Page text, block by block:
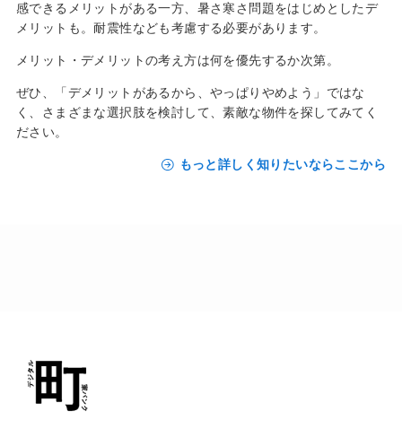
感できるメリットがある一方、暑さ寒さ問題をはじめとしたデ
メリットも。耐震性なども考慮する必要があります。
メリット・デメリットの考え方は何を優先するか次第。
ぜひ、「デメリットがあるから、やっぱりやめよう」ではな
く、さまざまな選択肢を検討して、素敵な物件を探してみてく
ださい。
もっと詳しく知りたいならここから